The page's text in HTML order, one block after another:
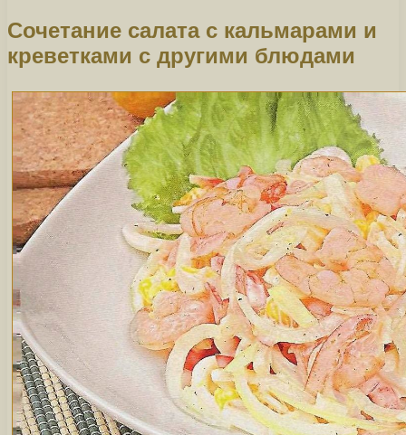
Сочетание салата с кальмарами и
креветками с другими блюдами